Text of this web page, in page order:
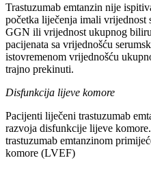
Trastuzumab emtanzin nije
početka liječenja imali vrijednost
GGN ili vrijednost ukupnog
pacijenata sa vrijednošću
istovremenom vrijednošću
trajno prekinuti.
Disfunkcija lijeve komore
Pacijenti liječeni trastuzumab
razvoja disfunkcije lijeve
trastuzumab emtanzinom
komore (LVEF)